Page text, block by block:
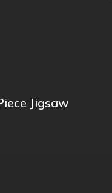
Jigsaw